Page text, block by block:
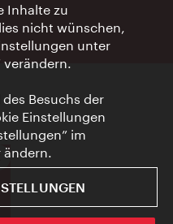
Inhalte zu
nicht wünschen,
unter
verändern.
Besuchs der
Einstellungen
im
ändern.